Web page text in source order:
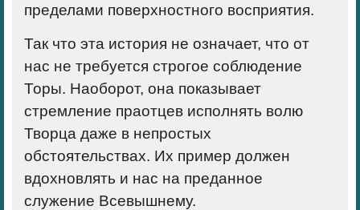
пределами поверхностного восприятия.
Так что эта история не означает, что от
нас не требуется строгое соблюдение
Торы. Наоборот, она показывает
стремление праотцев исполнять волю
Творца даже в непростых
обстоятельствах. Их пример должен
вдохновлять и нас на преданное
служение Всевышнему.